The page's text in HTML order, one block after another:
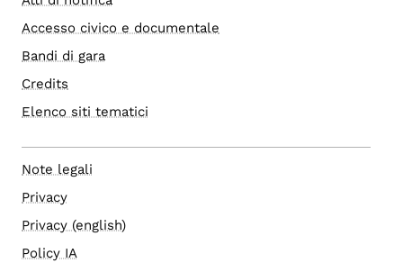
Accesso civico e documentale
Bandi di gara
Credits
Elenco siti tematici
Note legali
Privacy
Privacy (english)
Policy IA